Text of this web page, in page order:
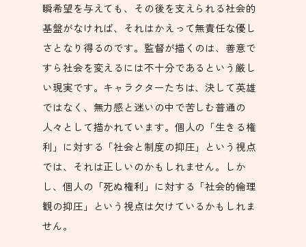
瞬希望を与えても、その後を支えられる社会的
基盤がなければ、それはかえって無責任な優し
さとなり得るのです。監督が描くのは、善意で
すら社会を変えるには不十分であるという厳し
い現実です。キャラクターたちは、決して英雄
ではなく、無力感と迷いの中で苦しむ普通の
人々として描かれています。個人の「生きる権
利」に対する「社会と制度の抑圧」という視点
では、それは正しいのかもしれません。しか
し、個人の「死ぬ権利」に対する「社会的倫理
観の抑圧」という視点は欠けているかもしれま
せん。